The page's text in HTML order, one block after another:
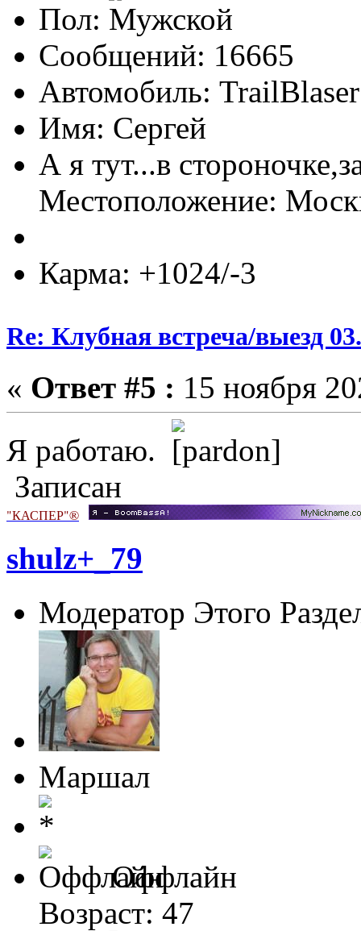
Пол:
Сообщений: 16665
Автомобиль:
Имя: Сергей
А я тут...в
Местоположение:
Карма: +1024/-3
Re: Клубная встреча/выезд
« Ответ #5 : 15 ноября
Я работаю.
Записан
"КАСПЕР"®
shulz+_79
Модератор Этого
Маршал
Оффлайн
Возраст: 47